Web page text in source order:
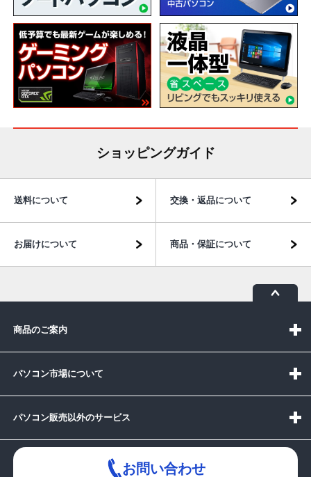
ショッピングガイド
送料について 交換・返品について
お届けについて 商品・保証について
商品のご案内
パソコン市場について
パソコン販売以外のサービス
お問い合わせ